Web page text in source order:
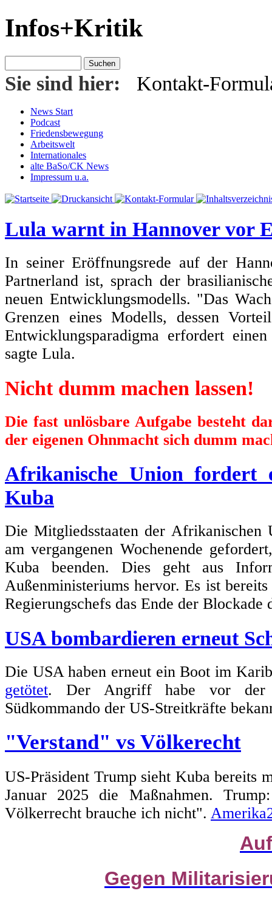
Infos+Kritik
Sie sind hier: Kontakt-
News Start
Podcast
Friedensbewegung
Arbeitswelt
Internationales
alte BaSo/CK News
Impressum u.a.
Lula warnt in Hannover vor
In seiner Eröffnungsrede auf der
Partnerland ist, sprach der
neuen Entwicklungsmodells. "Das
Grenzen eines Modells, dessen
Entwicklungsparadigma erfordert
sagte Lula.
Nicht dumm machen lassen!
Die fast unlösbare Aufgabe besteht
der eigenen Ohnmacht sich dumm
Afrikanische Union fordert
Kuba
Die Mitgliedsstaaten der
am vergangenen Wochenende
Kuba beenden. Dies geht aus
Außenministeriums hervor. Es ist
Regierungschefs das Ende der
USA bombardieren erneut
Die USA haben erneut ein Boot im
getötet. Der Angriff habe vor der
Südkommando der US-Streitkräfte
"Verstand" vs Völkerecht
US-Präsident Trump sieht Kuba bereits
Januar 2025 die Maßnahmen.
Völkerrecht brauche ich nicht".
Gegen